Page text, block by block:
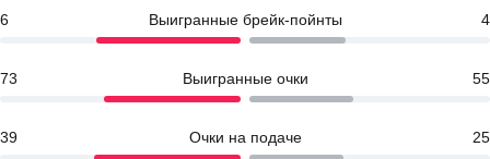
6 Выигранные брейк-пойнты 4
73 Выигранные очки 55
39 Очки на подаче 25